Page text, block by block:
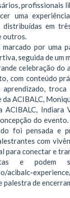
profissionais
uma
em
outros.
por uma
seguida de um
celebração
com conteúdo
da ACIBALC,
ACIBALC,
do
foi pensada e
com
para conectar e
e
acibalc-
palestra de